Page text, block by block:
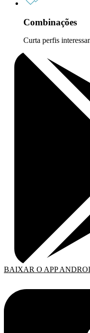
Combinações
Curta perfis
BAIXAR O APP